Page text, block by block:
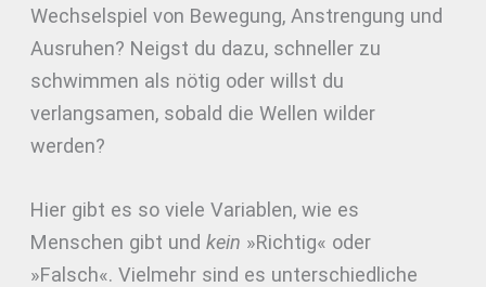
Wechselspiel von Bewegung, Anstrengung und
Ausruhen? Neigst du dazu, schneller zu
schwimmen als nötig oder willst du
verlangsamen, sobald die Wellen wilder
werden?
Hier gibt es so viele Variablen, wie es
Menschen gibt undkein »Richtig« oder
»Falsch«. Vielmehr sind es unterschiedliche